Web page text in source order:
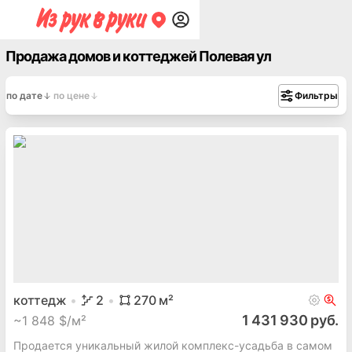
Продажа домов и коттеджей Полевая ул
по дате по цене Фильтры
коттедж 2 270м²
~1 848 $/м² 1 431 930 руб.
Продается уникальный жилой комплекс-усадьба в самом